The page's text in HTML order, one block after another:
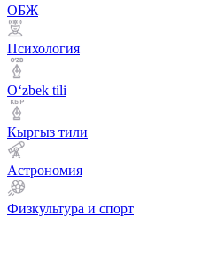
ОБЖ
Психология
Оʻzbek tili
Кыргыз тили
Астрономия
Физкультура и спорт